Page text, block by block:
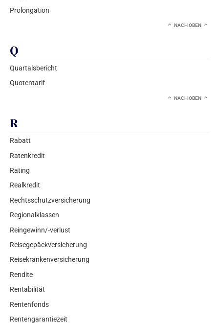
Prolongation
NACH OBEN
Q
Quartalsbericht
Quotentarif
NACH OBEN
R
Rabatt
Ratenkredit
Rating
Realkredit
Rechtsschutzversicherung
Regionalklassen
Reingewinn/-verlust
Reisegepäckversicherung
Reisekrankenversicherung
Rendite
Rentabilität
Rentenfonds
Rentengarantiezeit